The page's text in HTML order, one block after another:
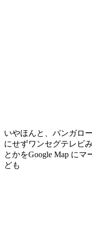
いやほんと、バンガロ
にせずワンセグテレビ
とかをGoogle Map に
ども